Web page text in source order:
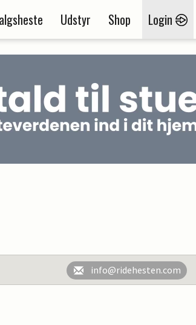
Udstyr Shop Login
info@ridehesten.com